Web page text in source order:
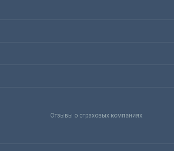
Отзывы о страховых компаниях